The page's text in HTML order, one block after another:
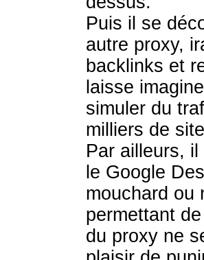
Puis il se
autre proxy,
backlinks et
laisse
simuler du
milliers de
Par ailleurs,
le Google
mouchard ou
permettant
du proxy ne